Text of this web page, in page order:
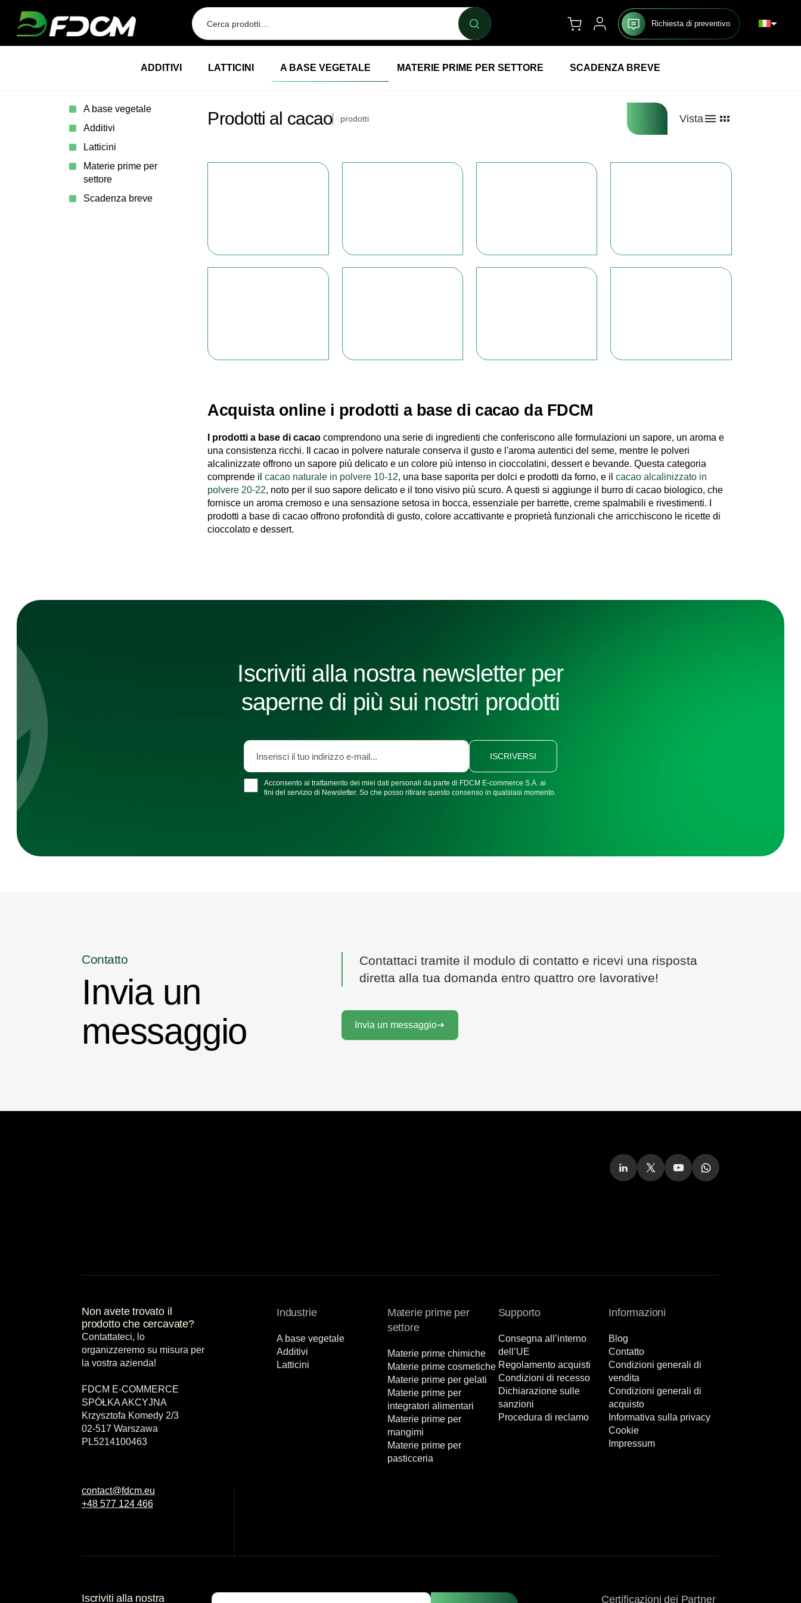
Richiesta di preventivo
ADDITIVI LATTICINI A BASE VEGETALE MATERIE PRIME PER SETTORE SCADENZA BREVE
A base vegetale
Additivi
Latticini
Materie prime per
settore
Scadenza breve
Prodotti al cacao prodotti Vista
Acquista online i prodotti a base di cacao da FDCM
I prodotti a base di cacao comprendono una serie di ingredienti che conferiscono alle formulazioni un sapore, un aroma e
una consistenza ricchi. Il cacao in polvere naturale conserva il gusto e l'aroma autentici del seme, mentre le polveri
alcalinizzate offrono un sapore più delicato e un colore più intenso in cioccolatini, dessert e bevande. Questa categoria
comprende ilcacao naturale in polvere 10-12, una base saporita per dolci e prodotti da forno, e ilcacao alcalinizzato in
polvere 20-22, noto per il suo sapore delicato e il tono visivo più scuro. A questi si aggiunge il burro di cacao biologico, che
fornisce un aroma cremoso e una sensazione setosa in bocca, essenziale per barrette, creme spalmabili e rivestimenti. I
prodotti a base di cacao offrono profondità di gusto, colore accattivante e proprietà funzionali che arricchiscono le ricette di
cioccolato e dessert.
Iscriviti alla nostra newsletter per
saperne di più sui nostri prodotti
Acconsento al trattamento dei miei dati personali da parte di FDCM E-commerce S.A. ai
fini del servizio di Newsletter. So che posso ritirare questo consenso in qualsiasi momento.
ISCRIVERSI
Contatto
Invia un
messaggio
Contattaci tramite il modulo di contatto e ricevi una risposta
diretta alla tua domanda entro quattro ore lavorative!
Invia un messaggio
Non avete trovato il
prodotto che cercavate?
Contattateci, lo
organizzeremo su misura per
la vostra azienda!
FDCM E-COMMERCE
SPÓŁKA AKCYJNA
Krzysztofa Komedy 2/3
02-517 Warszawa
PL5214100463
contact@fdcm.eu
+48 577 124 466
Industrie
A base vegetale
Additivi
Latticini
Materie prime per
settore
Materie prime chimiche
Materie prime cosmetiche
Materie prime per gelati
Materie prime per
integratori alimentari
Materie prime per
mangimi
Materie prime per
pasticceria
Supporto
Consegna all’interno
dell’UE
Regolamento acquisti
Condizioni di recesso
Dichiarazione sulle
sanzioni
Procedura di reclamo
Informazioni
Blog
Contatto
Condizioni generali di
vendita
Condizioni generali di
acquisto
Informativa sulla privacy
Cookie
Impressum
Certificazioni dei Partner
Iscriviti alla nostra